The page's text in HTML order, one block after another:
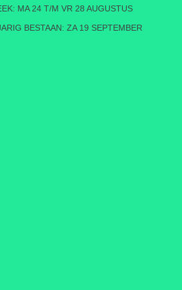
MA 24 T/M VR 28 AUGUSTUS
BESTAAN: ZA 19 SEPTEMBER